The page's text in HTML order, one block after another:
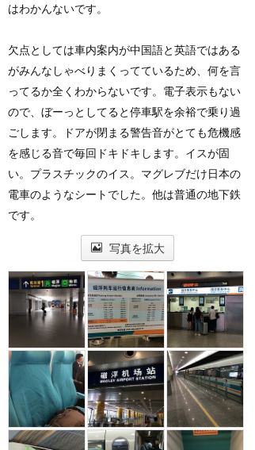
はわかんないです。
欠点としては車内案内が中国語と英語ではある
がみんなしゃべりまくってているため、何を言
ってるか全くわからないです。電子表示もない
ので、ぼーっとしてると停車駅を余裕で乗り過
ごします。ドアが閉まる警告音がとても危機感
を感じる音で毎回ドキドキします。イスが固
い。プラスチックのイス。マグレブだけ日本の
電車のようなシートでした。他は普通の地下鉄
です。
写真を拡大